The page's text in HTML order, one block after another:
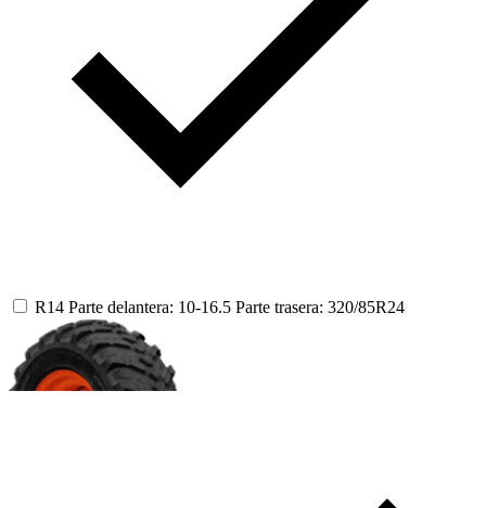
R14 Parte delantera: 10-16.5 Parte trasera: 320/85R24